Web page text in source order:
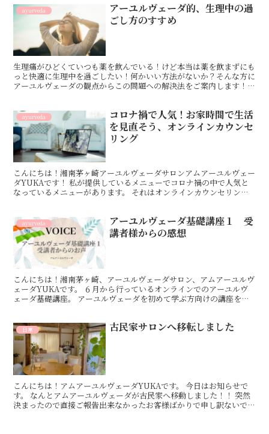
ayurveda
アーユルヴェーダ的、生理中の過
ごし方のすすめ
生理痛がひどくていつも薬を飲んでいる！けど本当は薬を飲まずにも
っと快適に生理中を過ごしたい！何かいい方法がないか？そんな方に
アーユルヴェーダの観点からこの問題への解決法をご案内します！す
ayurveda
コロナ禍で人気！お家時間で生活
を見直そう、オンラインカウンセ
リング
こんにちは！湘南茅ヶ崎アーユルヴェーダサロンアムアーユルヴェー
ダYUKAです！ 私が提供しているメニューでコロナ禍の中で人気と
なっているメニューがあります。 それはオンラインカウンセリング
ayurveda
アーユルヴェーダ基礎講座１ 受
講者様からの感想
こんにちは！湘南茅ヶ崎、アーユルヴェーダサロン、アムアーユルヴ
ェーダYUKAです。 ６月から行っているオンラインでのアーユルヴ
ェーダ基礎講座。 アーユルヴェーダを初めて学ぶ方向けの講座をな
日常 古民家サロンへ移転しました
こんにちは！アムアーユルヴェーダYUKAです。 今日はお知らせで
す。 なんとアムアーユルヴェーダが古民家へ移動しました！！ 突然
決まったので直接ご報告出来なかったお客様ばかりで申し訳ないで